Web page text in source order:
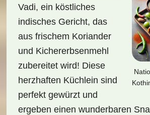
Vadi, ein köstliches
indisches Gericht, das
aus frischem Koriander
und Kichererbsenmehl
zubereitet wird! Diese
herzhaften Küchlein sind
perfekt gewürzt und
ergeben einen wunderbaren